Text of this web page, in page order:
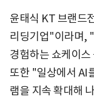
윤태식 KT 브랜드
리딩기업"이라며,
경험하는 쇼케이
또한 "일상에서 AI
램을 지속 확대해